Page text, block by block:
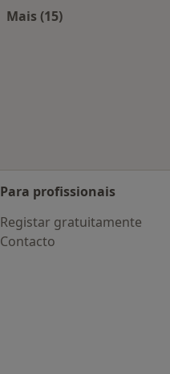
Mais (15)
Para profissionais
Registar gratuitamente
Contacto